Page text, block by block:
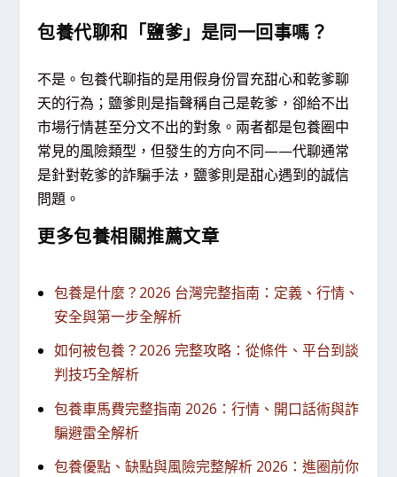
包養代聊和「鹽爹」是同一回事嗎？
不是。包養代聊指的是用假身份冒充甜心和乾爹聊
天的行為；鹽爹則是指聲稱自己是乾爹，卻給不出
市場行情甚至分文不出的對象。兩者都是包養圈中
常見的風險類型，但發生的方向不同——代聊通常
是針對乾爹的詐騙手法，鹽爹則是甜心遇到的誠信
問題。
更多包養相關推薦文章
包養是什麼？2026 台灣完整指南：定義、行情、
安全與第一步全解析
如何被包養？2026 完整攻略：從條件、平台到談
判技巧全解析
包養車馬費完整指南 2026：行情、開口話術與詐
騙避雷全解析
包養優點、缺點與風險完整解析 2026：進圈前你